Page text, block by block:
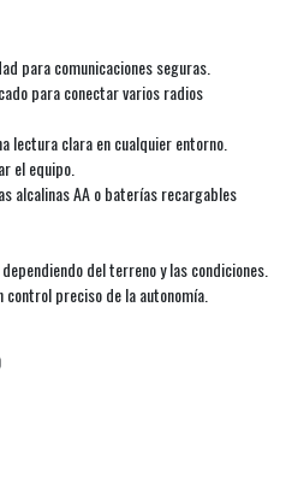
para comunicaciones seguras.
para conectar varios radios
lectura clara en cualquier entorno.
el equipo.
alcalinas AA o baterías recargables
del terreno y las condiciones.
control preciso de la autonomía.